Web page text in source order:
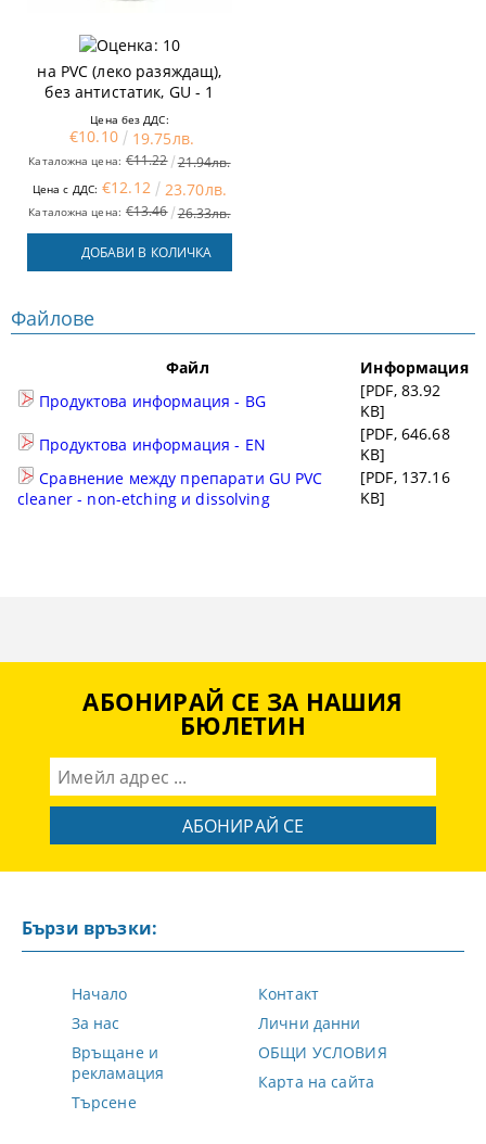
Препарат за почистване
на PVC (леко разяждащ),
без антистатик, GU - 1
литър
Цена без ДДС:
€10.10 19.75лв.
Каталожна цена: €11.22 21.94лв.
Цена с ДДС: €12.12 23.70лв.
Каталожна цена: €13.46 26.33лв.
ДОБАВИ В КОЛИЧКА
Файлове
Файл
Информация
Продуктова информация - BG
[PDF, 83.92
KB]
Продуктова информация - EN
[PDF, 646.68
KB]
Сравнение между препарати GU PVC
cleaner - non-etching и dissolving
[PDF, 137.16
KB]
АБОНИРАЙ СЕ ЗА НАШИЯ
БЮЛЕТИН
Бързи връзки:
Начало
За нас
Връщане и
рекламация
Търсене
Контакт
Лични данни
ОБЩИ УСЛОВИЯ
Карта на сайта